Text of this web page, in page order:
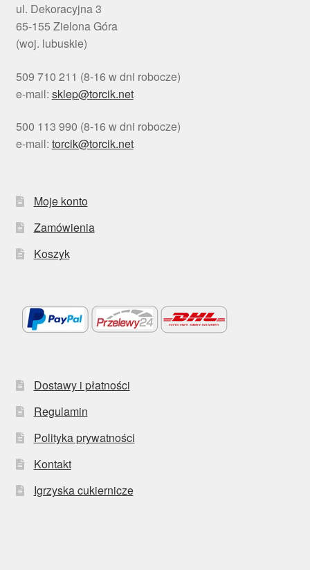
ul. Dekoracyjna 3
65-155 Zielona Góra
(woj. lubuskie)
509 710 211 (8-16 w dni robocze)
e-mail: sklep@torcik.net
500 113 990 (8-16 w dni robocze)
e-mail: torcik@torcik.net
Moje konto
Zamówienia
Koszyk
Dostawy i płatności
Regulamin
Polityka prywatności
Kontakt
Igrzyska cukiernicze